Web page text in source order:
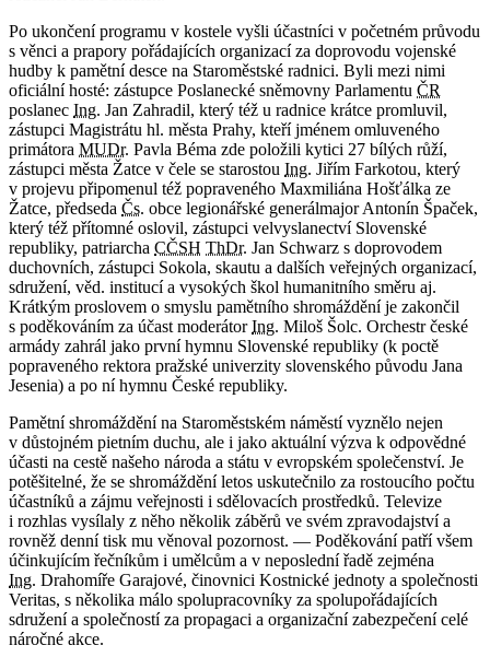
Po ukončení programu v kostele vyšli účastníci v početném průvodu
s věnci a prapory pořádajících organizací za doprovodu vojenské
hudby k pamětní desce na Staroměstské radnici. Byli mezi nimi
oficiální hosté: zástupce Poslanecké sněmovny Parlamentu ČR
poslanec Ing. Jan Zahradil, který též u radnice krátce promluvil,
zástupci Magistrátu hl. města Prahy, kteří jménem omluveného
primátora MUDr. Pavla Béma zde položili kytici 27 bílých růží,
zástupci města Žatce v čele se starostou Ing. Jiřím Farkotou, který
v projevu připomenul též popraveného Maxmiliána Hošťálka ze
Žatce, předseda Čs. obce legionářské generálmajor Antonín Špaček,
který též přítomné oslovil, zástupci velvyslanectví Slovenské
republiky, patriarcha CČSH ThDr. Jan Schwarz s doprovodem
duchovních, zástupci Sokola, skautu a dalších veřejných organizací,
sdružení, věd. institucí a vysokých škol humanitního směru aj.
Krátkým proslovem o smyslu pamětního shromáždění je zakončil
s poděkováním za účast moderátorIng. Miloš Šolc. Orchestr české
armády zahrál jako první hymnu Slovenské republiky (k poctě
popraveného rektora pražské univerzity slovenského původu Jana
Jesenia) a po ní hymnu České republiky.
Pamětní shromáždění na Staroměstském náměstí vyznělo nejen
v důstojném pietním duchu, ale i jako aktuální výzva k odpovědné
účasti na cestě našeho národa a státu v evropském společenství. Je
potěšitelné, že se shromáždění letos uskutečnilo za rostoucího počtu
účastníků a zájmu veřejnosti i sdělovacích prostředků. Televize
i rozhlas vysílaly z něho několik záběrů ve svém zpravodajství a
rovněž denní tisk mu věnoval pozornost. — Poděkování patří všem
účinkujícím řečníkům i umělcům a v neposlední řadě zejména
Ing. Drahomíře Garajové, činovnici Kostnické jednoty a společnosti
Veritas, s několika málo spolupracovníky za spolupořádajících
sdružení a společností za propagaci a organizační zabezpečení celé
náročné akce.